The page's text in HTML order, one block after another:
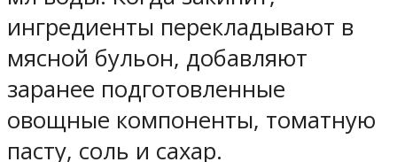
ингредиенты перекладывают в
мясной бульон, добавляют
заранее подготовленные
овощные компоненты, томатную
пасту, соль и сахар.